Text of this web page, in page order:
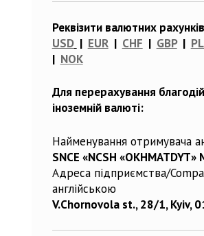
Реквізити валютних рахунків
USD | EUR| CHF | GBP|
| NOK
Для перерахування
іноземній валюті:
Найменування отримувача
SNCE «NCSH «OKHMATDYT»
Адреса підприємства/
англійською
V.Chornovola st., 28/1, Kyiv,